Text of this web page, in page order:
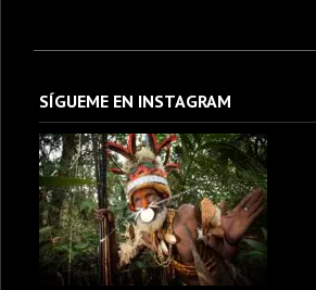
SÍGUEME EN INSTAGRAM